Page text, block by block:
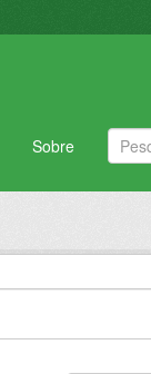
Sobre